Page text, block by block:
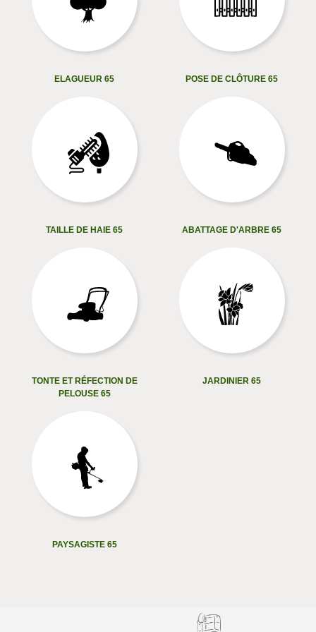
ELAGUEUR 65 POSE DE CLÔTURE 65
TAILLE DE HAIE 65 ABATTAGE D'ARBRE 65
TONTE ET RÉFECTION DE
PELOUSE 65
JARDINIER 65
PAYSAGISTE 65